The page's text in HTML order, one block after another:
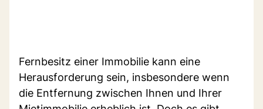
Fernbesitz einer Immobilie kann eine
Herausforderung sein, insbesondere wenn
die Entfernung zwischen Ihnen und Ihrer